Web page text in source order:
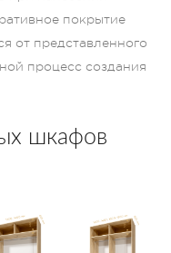
покрытие
от представленного
процесс создания
шкафов